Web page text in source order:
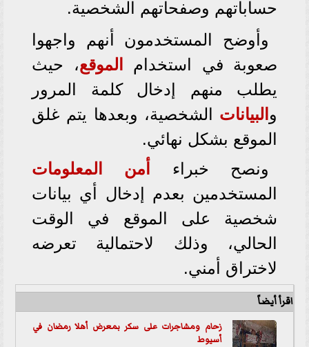
حساباتهم وصفحاتهم الشخصية.
وأوضح المستخدمون أنهم واجهوا
صعوبة في استخدام
الموقع، حيث
يطلب منهم إدخال كلمة المرور
و البيانات الشخصية، وبعدها يتم غلق
الموقع بشكل نهائي.
ونصح خبراء
أمن المعلومات
المستخدمين بعدم إدخال أي بيانات
شخصية على الموقع في الوقت
الحالي، وذلك لاحتمالية تعرضه
لاختراق أمني.
اقرأ أيضاً
زحام ومشاجرات على سكر بمعرض أهلا رمضان في
أسيوط